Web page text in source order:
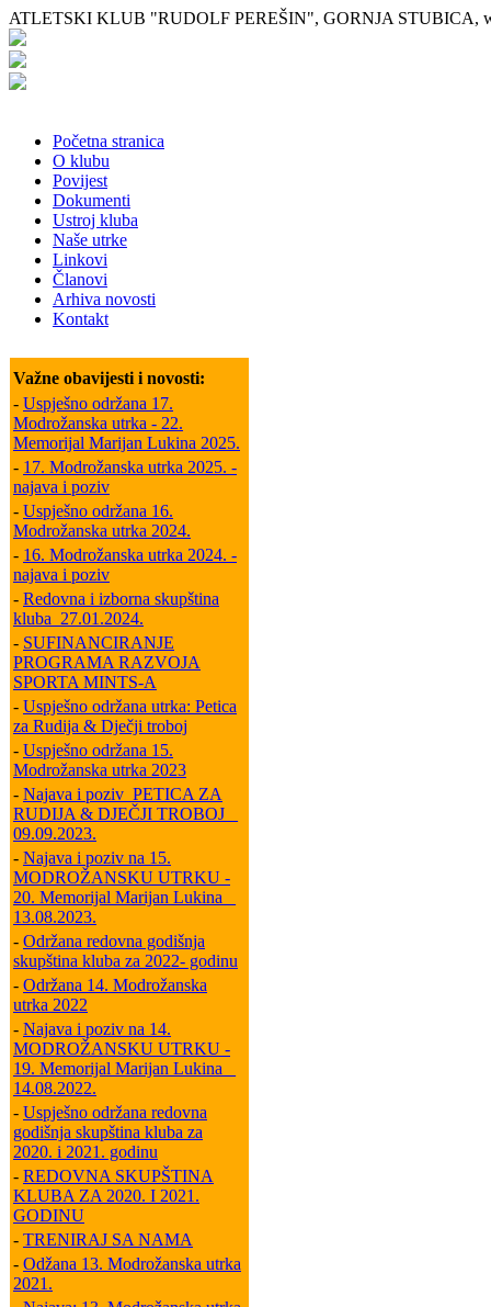
ATLETSKI KLUB "RUDOLF PEREŠIN", GORNJA STUBICA,
Početna stranica
O klubu
Povijest
Dokumenti
Ustroj kluba
Naše utrke
Linkovi
Članovi
Arhiva novosti
Kontakt
Važne obavijesti i novosti:
- Uspješno održana 17.
Modrožanska utrka - 22.
Memorijal Marijan Lukina 2025.
- 17. Modrožanska utrka 2025. -
najava i poziv
- Uspješno održana 16.
Modrožanska utrka 2024.
- 16. Modrožanska utrka 2024. -
najava i poziv
- Redovna i izborna skupština
kluba_27.01.2024.
- SUFINANCIRANJE
PROGRAMA RAZVOJA
SPORTA MINTS-A
- Uspješno održana utrka: Petica
za Rudija & Dječji troboj
- Uspješno održana 15.
Modrožanska utrka 2023
- Najava i poziv_PETICA ZA
RUDIJA & DJEČJI TROBOJ _
09.09.2023.
- Najava i poziv na 15.
MODROŽANSKU UTRKU -
20. Memorijal Marijan Lukina _
13.08.2023.
- Održana redovna godišnja
skupština kluba za 2022- godinu
- Održana 14. Modrožanska
utrka 2022
- Najava i poziv na 14.
MODROŽANSKU UTRKU -
19. Memorijal Marijan Lukina _
14.08.2022.
- Uspješno održana redovna
godišnja skupština kluba za
2020. i 2021. godinu
- REDOVNA SKUPŠTINA
KLUBA ZA 2020. I 2021.
GODINU
- TRENIRAJ SA NAMA
- Odžana 13. Modrožanska utrka
2021.